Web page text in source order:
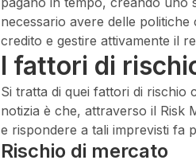
necessario avere delle
credito e gestire attivamente il
I fattori di
Si tratta di quei fattori di rischio
notizia è che, attraverso il Risk
e rispondere a tali imprevisti fa
Rischio di mercato